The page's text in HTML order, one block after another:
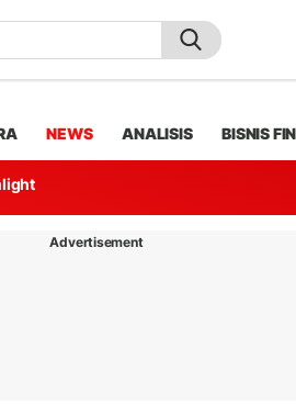
NEWS ANALISIS BISNIS
Advertisement